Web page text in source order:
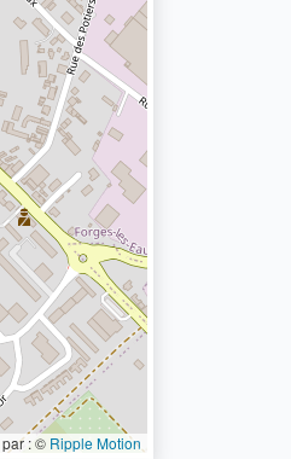
: © Ripple Motion